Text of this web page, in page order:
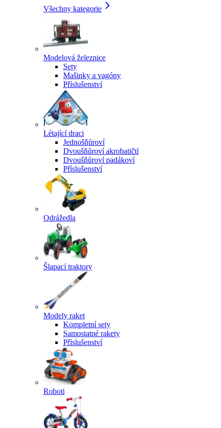
Všechny kategorie
Modelová železnice
Sety
Mašinky a vagóny
Příslušenství
Létající draci
Jednošňůroví
Dvoušňůroví akrobatičtí
Dvoušňůroví padákoví
Příslušenství
Odrážedla
Šlapací traktory
Modely raket
Kompletní sety
Samostatné rakety
Příslušenství
Roboti